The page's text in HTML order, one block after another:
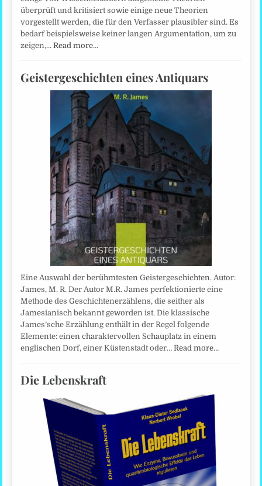
überprüft und kritisiert sowie einige neue Theorien
vorgestellt werden, die für den Verfasser plausibler sind. Es
bedarf beispielsweise keiner langen Argumentation, um zu
zeigen,…Read more…
Geistergeschichten eines Antiquars
Eine Auswahl der berühmtesten Geistergeschichten. Autor:
James, M. R. Der Autor M.R. James perfektionierte eine
Methode des Geschichtenerzählens, die seither als
Jamesianisch bekannt geworden ist. Die klassische
James’sche Erzählung enthält in der Regel folgende
Elemente: einen charaktervollen Schauplatz in einem
englischen Dorf, einer Küstenstadt oder…Read more…
Die Lebenskraft